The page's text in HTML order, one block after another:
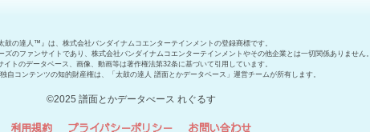
太鼓の達人™』は、株式会社バンダイナムコエンターテインメントの登録商標です。
のファンサイトであり、株式会社バンダイナムコエンターテインメントやその他企業とは一切関係ありません。
イトのデータベース、画像、動画等は著作権法第32条に基づいて引用しています。
自コンテンツの知的財産権は、「太鼓の達人 譜面とかデータベース」運営チームが所有します。
©2025 譜面とかデータべース れぐるす
利用規約 プライバシーポリシー お問い合わせ